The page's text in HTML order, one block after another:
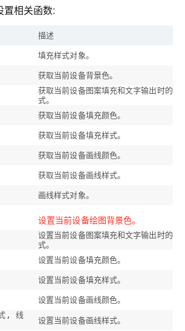
置相关函数:
描述
填充样式对象。
获取当前设备背景色。
获取当前设备图案填充和文字输出时的背
式。
获取当前设备填充颜色。
获取当前设备填充样式。
获取当前设备画线颜色。
获取当前设备画线样式。
画线样式对象。
设置当前设备绘图背景色。
设置当前设备图案填充和文字输出时的背
式。
设置当前设备填充颜色。
设置当前设备填充样式。
设置当前设备画线颜色。
, 线
设置当前设备画线样式。